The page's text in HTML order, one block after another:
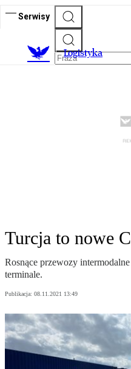
Serwisy
Logistyka
Turcja to nowe
Rosnące przewozy
terminale.
Publikacja: 08.11.2021 13:49